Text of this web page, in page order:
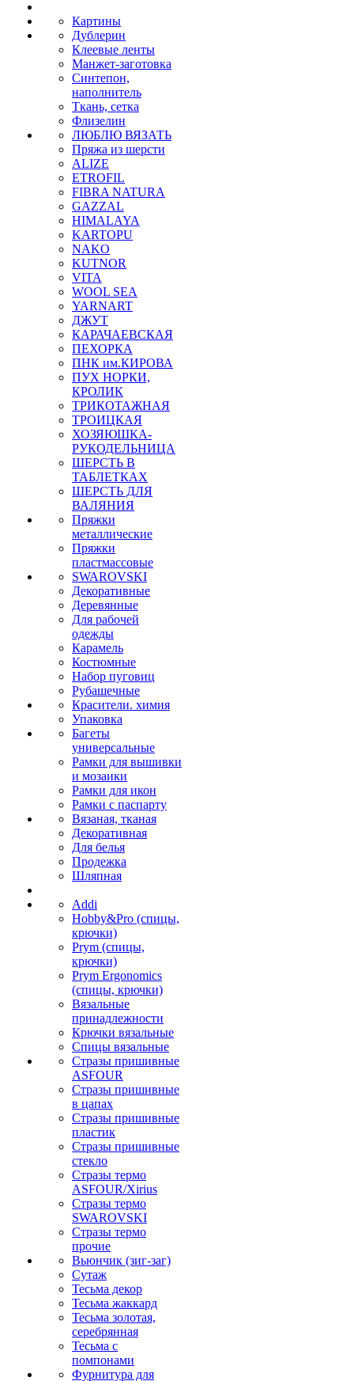
Картины
Дублерин
Клеевые ленты
Манжет-заготовка
Синтепон,
наполнитель
Ткань, сетка
Флизелин
ЛЮБЛЮ ВЯЗАТЬ
Пряжа из шерсти
ALIZE
ETROFIL
FIBRA NATURA
GAZZAL
HIMALAYA
KARTOPU
NAKO
KUTNOR
VITA
WOOL SEA
YARNART
ДЖУТ
КАРАЧАЕВСКАЯ
ПЕХОРКА
ПНК им.КИРОВА
ПУХ НОРКИ,
КРОЛИК
ТРИКОТАЖНАЯ
ТРОИЦКАЯ
ХОЗЯЮШКА-
РУКОДЕЛЬНИЦА
ШЕРСТЬ В
ТАБЛЕТКАХ
ШЕРСТЬ ДЛЯ
ВАЛЯНИЯ
Пряжки
металлические
Пряжки
пластмассовые
SWAROVSKI
Декоративные
Деревянные
Для рабочей
одежды
Карамель
Костюмные
Набор пуговиц
Рубашечные
Красители. химия
Упаковка
Багеты
универсальные
Рамки для вышивки
и мозаики
Рамки для икон
Рамки с паспарту
Вязаная, тканая
Декоративная
Для белья
Продежка
Шляпная
Addi
Hobby&Pro (спицы,
крючки)
Prym (спицы,
крючки)
Prym Ergonomics
(спицы, крючки)
Вязальные
принадлежности
Крючки вязальные
Спицы вязальные
Стразы пришивные
ASFOUR
Стразы пришивные
в цапах
Стразы пришивные
пластик
Стразы пришивные
стекло
Стразы термо
ASFOUR/Xirius
Стразы термо
SWAROVSKI
Стразы термо
прочие
Вьюнчик (зиг-заг)
Сутаж
Тесьма декор
Тесьма жаккард
Тесьма золотая,
серебрянная
Тесьма с
помпонами
Фурнитура для